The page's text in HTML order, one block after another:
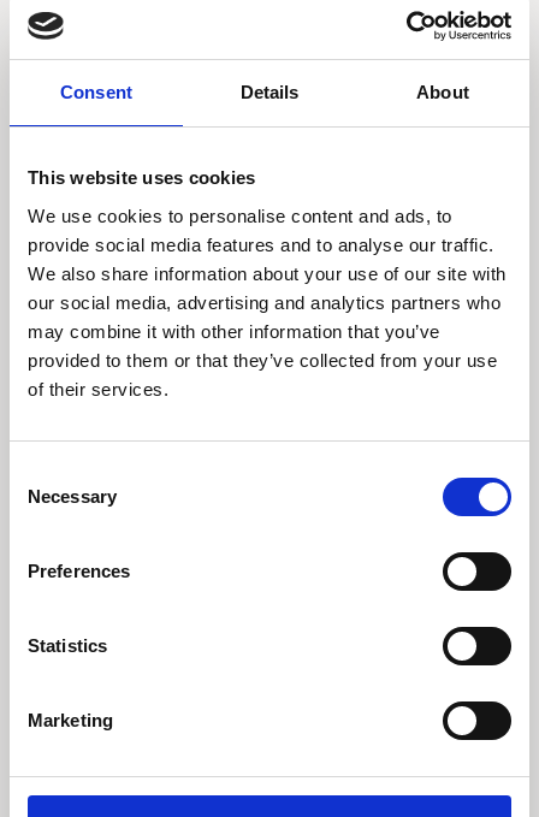
Consent Details About
This website uses cookies
We use cookies to personalise content and ads, to
provide social media features and to analyse our traffic.
We also share information about your use of our site with
our social media, advertising and analytics partners who
may combine it with other information that you’ve
provided to them or that they’ve collected from your use
of their services.
Selection
Necessary
Preferences
Statistics
Marketing
Snyder inflationen